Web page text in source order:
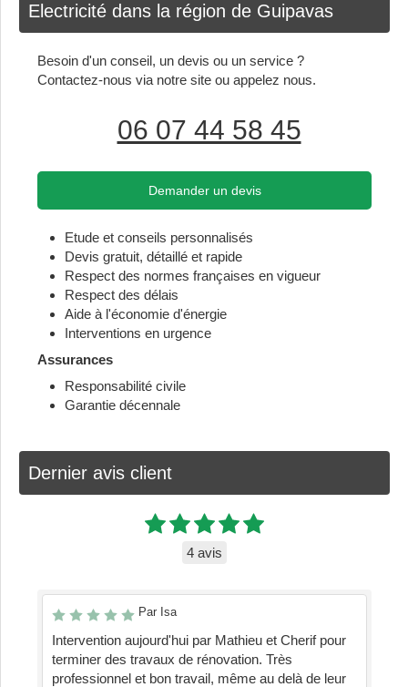
Electricité dans la région de Guipavas
Besoin d'un conseil, un devis ou un service ?
Contactez-nous via notre site ou appelez nous.
06 07 44 58 45
Demander un devis
Etude et conseils personnalisés
Devis gratuit, détaillé et rapide
Respect des normes françaises en vigueur
Respect des délais
Aide à l'économie d'énergie
Interventions en urgence
Assurances
Responsabilité civile
Garantie décennale
Dernier avis client
4 avis
Par Isa
Intervention aujourd'hui par Mathieu et Cherif pour
terminer des travaux de rénovation. Très
professionnel et bon travail, même au delà de leur